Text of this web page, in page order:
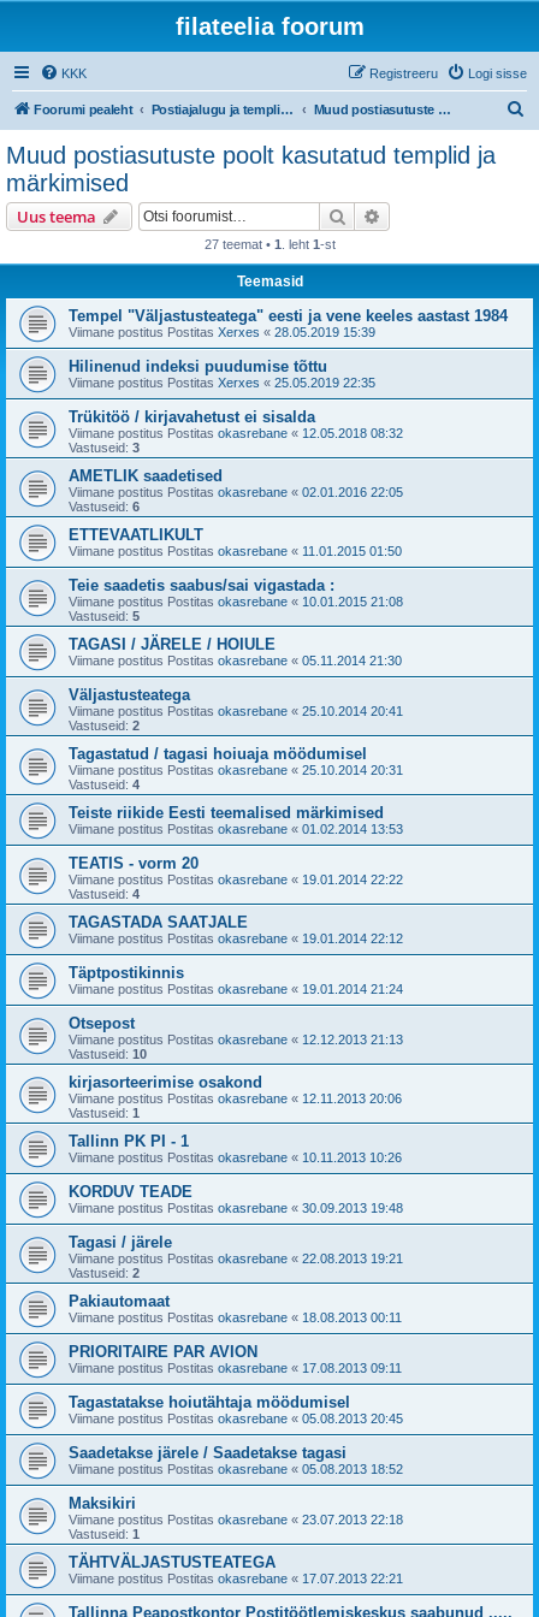
filateelia foorum
KKK Logi sisse
Registreeru
Foorumi pealeht Postiajalugu ja templijäljendite kogumine Muud postiasutuste poolt kasutatud templid ja märkimised
Muud postiasutuste poolt kasutatud templid ja
märkimised
Uus teema Otsi
27 teemat • 1 . leht 1-st
Teemasid
Tempel "Väljastusteatega" eesti ja vene keeles aastast 1984
Viimane postitus Postitas Xerxes « 28.05.2019 15:39
Hilinenud indeksi puudumise tõttu
Viimane postitus Postitas Xerxes « 25.05.2019 22:35
Trükitöö / kirjavahetust ei sisalda
Viimane postitus Postitas okasrebane « 12.05.2018 08:32
Vastuseid: 3
AMETLIK saadetised
Viimane postitus Postitas okasrebane « 02.01.2016 22:05
Vastuseid: 6
ETTEVAATLIKULT
Viimane postitus Postitas okasrebane « 11.01.2015 01:50
Teie saadetis saabus/sai vigastada :
Viimane postitus Postitas okasrebane « 10.01.2015 21:08
Vastuseid: 5
TAGASI / JÄRELE / HOIULE
Viimane postitus Postitas okasrebane « 05.11.2014 21:30
Väljastusteatega
Viimane postitus Postitas okasrebane « 25.10.2014 20:41
Vastuseid: 2
Tagastatud / tagasi hoiuaja möödumisel
Viimane postitus Postitas okasrebane « 25.10.2014 20:31
Vastuseid: 4
Teiste riikide Eesti teemalised märkimised
Viimane postitus Postitas okasrebane « 01.02.2014 13:53
TEATIS - vorm 20
Viimane postitus Postitas okasrebane « 19.01.2014 22:22
Vastuseid: 4
TAGASTADA SAATJALE
Viimane postitus Postitas okasrebane « 19.01.2014 22:12
Täptpostikinnis
Viimane postitus Postitas okasrebane « 19.01.2014 21:24
Otsepost
Viimane postitus Postitas okasrebane « 12.12.2013 21:13
Vastuseid: 10
kirjasorteerimise osakond
Viimane postitus Postitas okasrebane « 12.11.2013 20:06
Vastuseid: 1
Tallinn PK PI - 1
Viimane postitus Postitas okasrebane « 10.11.2013 10:26
KORDUV TEADE
Viimane postitus Postitas okasrebane « 30.09.2013 19:48
Tagasi / järele
Viimane postitus Postitas okasrebane « 22.08.2013 19:21
Vastuseid: 2
Pakiautomaat
Viimane postitus Postitas okasrebane « 18.08.2013 00:11
PRIORITAIRE PAR AVION
Viimane postitus Postitas okasrebane « 17.08.2013 09:11
Tagastatakse hoiutähtaja möödumisel
Viimane postitus Postitas okasrebane « 05.08.2013 20:45
Saadetakse järele / Saadetakse tagasi
Viimane postitus Postitas okasrebane « 05.08.2013 18:52
Maksikiri
Viimane postitus Postitas okasrebane « 23.07.2013 22:18
Vastuseid: 1
TÄHTVÄLJASTUSTEATEGA
Viimane postitus Postitas okasrebane « 17.07.2013 22:21
Tallinna Peapostkontor Postitöötlemiskeskus saabunud .....